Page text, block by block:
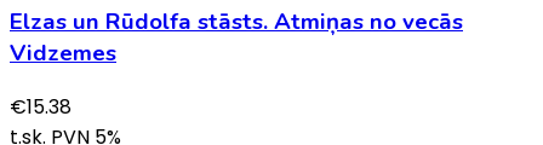
Elzas un Rūdolfa stāsts. Atmiņas no vecās
Vidzemes
€15.38
t.sk. PVN 5%